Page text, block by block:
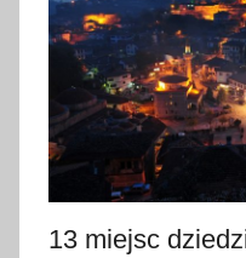
13 miejsc